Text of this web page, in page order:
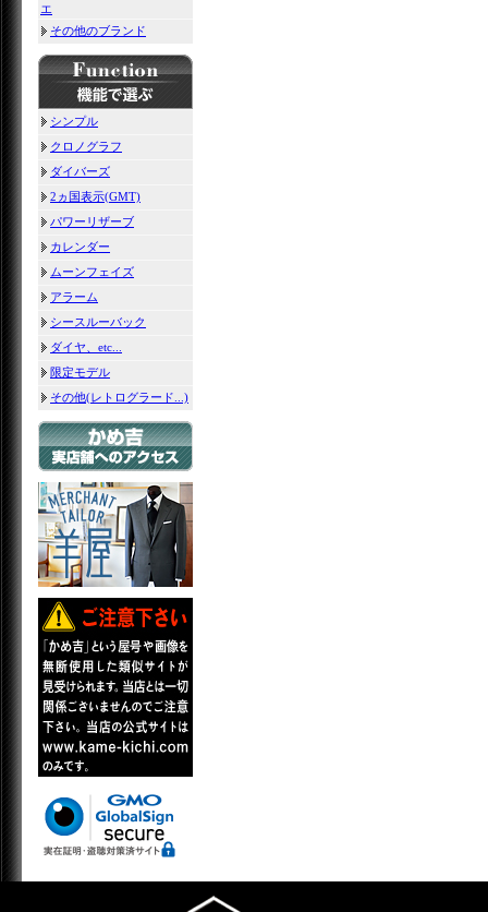
エ
その他のブランド
シンプル
クロノグラフ
ダイバーズ
2ヵ国表示(GMT)
パワーリザーブ
カレンダー
ムーンフェイズ
アラーム
シースルーバック
ダイヤ、etc...
限定モデル
その他(レトログラード...)